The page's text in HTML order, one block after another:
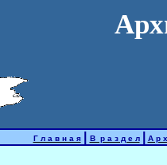
Г л а в н а я В р а з д е л А р